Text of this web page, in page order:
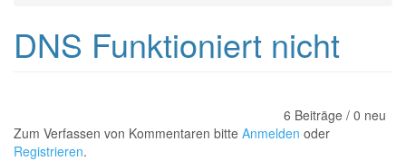
DNS Funktioniert nicht
6 Beiträge / 0 neu
Zum Verfassen von Kommentaren bitte Anmelden oder
Registrieren.